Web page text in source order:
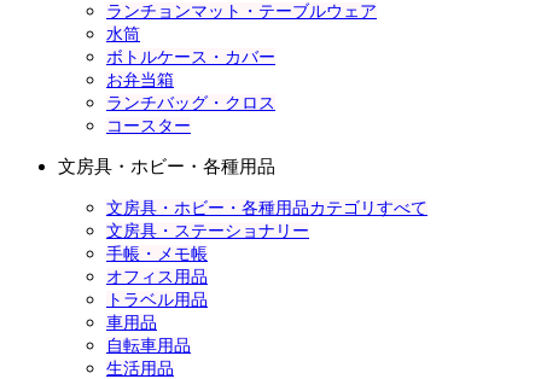
ランチョンマット・テーブルウェア
水筒
ボトルケース・カバー
お弁当箱
ランチバッグ・クロス
コースター
文房具・ホビー・各種用品
文房具・ホビー・各種用品カテゴリすべて
文房具・ステーショナリー
手帳・メモ帳
オフィス用品
トラベル用品
車用品
自転車用品
生活用品